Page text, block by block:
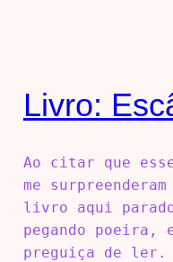
Livro:
Ao citar que
me
livro aqui
pegando poeira,
preguiça de ler.